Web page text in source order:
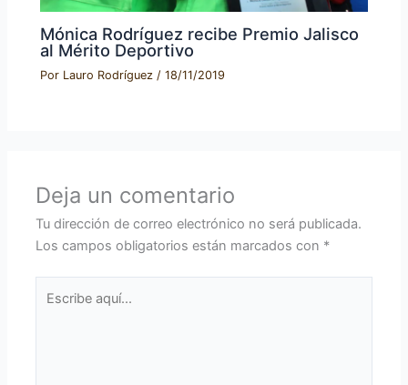
Mónica Rodríguez recibe Premio Jalisco
al Mérito Deportivo
Por Lauro Rodríguez /18/11/2019
Deja un comentario
Tu dirección de correo electrónico no será publicada.
Los campos obligatorios están marcados con *
aquí...